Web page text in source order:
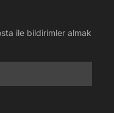
ile bildirimler almak